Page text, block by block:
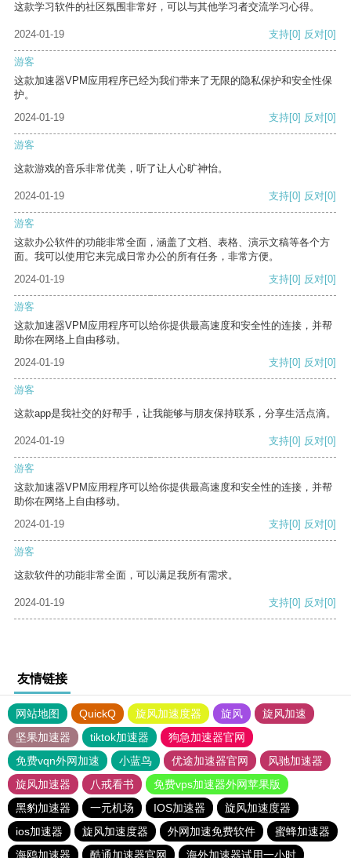
这款学习软件的社区氛围非常好，可以与其他学习者交流学习心得。
2024-01-19 支持[0] 反对[0]
游客
这款加速器VPM应用程序已经为我们带来了无限的隐私保护和安全性保
护。
2024-01-19
支持[0] 反对[0]
游客
这款游戏的音乐非常优美，听了让人心旷神怡。
2024-01-19 支持[0] 反对[0]
游客
这款办公软件的功能非常全面，涵盖了文档、表格、演示文稿等各个方
面。我可以使用它来完成日常办公的所有任务，非常方便。
2024-01-19
支持[0] 反对[0]
游客
这款加速器VPM应用程序可以给你提供最高速度和安全性的连接，并帮
助你在网络上自由移动。
2024-01-19
支持[0] 反对[0]
游客
这款app是我社交的好帮手，让我能够与朋友保持联系，分享生活点滴。
2024-01-19 支持[0] 反对[0]
游客
这款加速器VPM应用程序可以给你提供最高速度和安全性的连接，并帮
助你在网络上自由移动。
2024-01-19
支持[0] 反对[0]
游客
这款软件的功能非常全面，可以满足我所有需求。
2024-01-19 支持[0] 反对[0]
友情链接
网站地图 QuickQ 旋风加速度器 旋风
旋风加速
坚果加速器
tiktok加速器
狗急加速器官网
免费vqn外网加速
小蓝鸟 优途加速器官网
风驰加速器
旋风加速器
八戒看书
免费vps加速器外网苹果版
黑豹加速器
一元机场 IOS加速器
旋风加速度器
ios加速器
旋风加速度器 外网加速免费软件
蜜蜂加速器
海鸥加速器
酷通加速器官网 海外加速器试用一小时